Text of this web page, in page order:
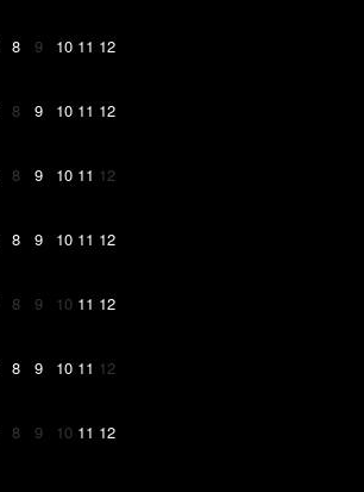
8 9 10 11 12
8 9 10 11 12
8 9 10 11 12
8 9 10 11 12
8 9 10 11 12
8 9 10 11 12
8 9 10 11 12